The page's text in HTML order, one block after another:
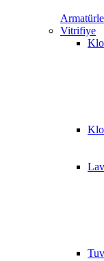
Vitrifiye